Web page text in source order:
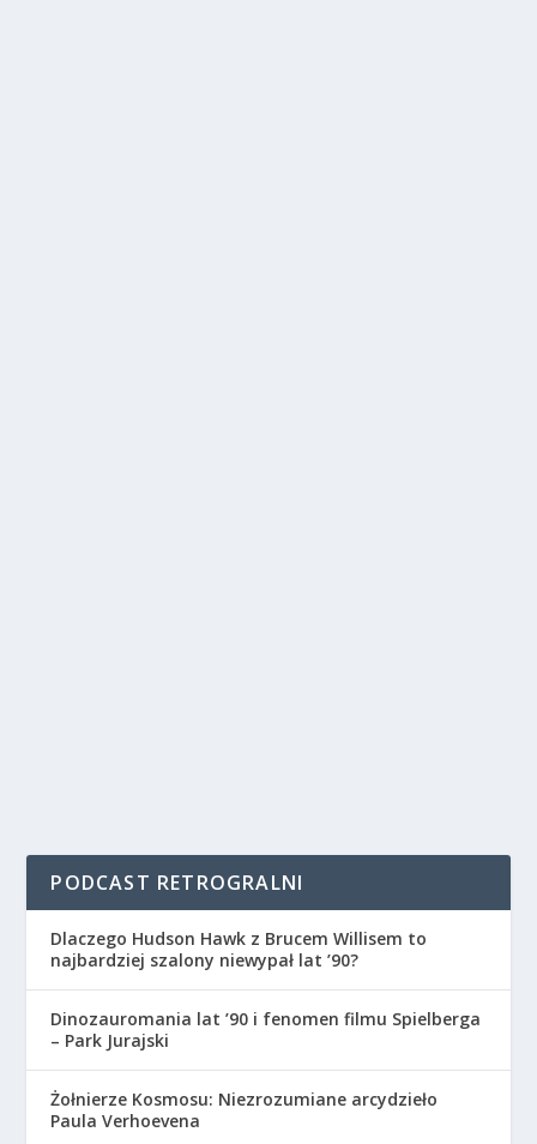
PODCAST RETROGRALNI
Dlaczego Hudson Hawk z Brucem Willisem to
najbardziej szalony niewypał lat ’90?
Dinozauromania lat ’90 i fenomen filmu Spielberga
– Park Jurajski
Żołnierze Kosmosu: Niezrozumiane arcydzieło
Paula Verhoevena